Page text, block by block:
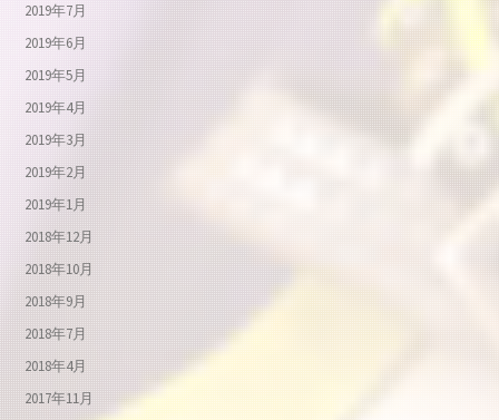
2019年7月
2019年6月
2019年5月
2019年4月
2019年3月
2019年2月
2019年1月
2018年12月
2018年10月
2018年9月
2018年7月
2018年4月
2017年11月